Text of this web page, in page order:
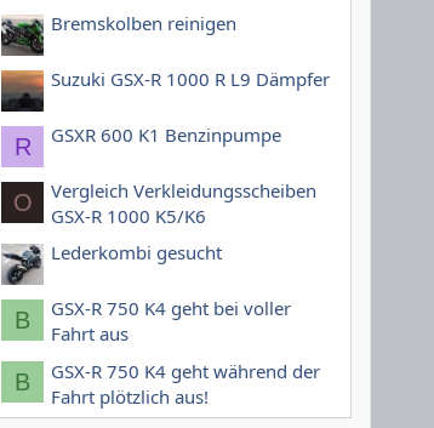
Bremskolben reinigen
Suzuki GSX-R 1000 R L9 Dämpfer
R GSXR 600 K1 Benzinpumpe
O
Vergleich Verkleidungsscheiben
GSX-R 1000 K5/K6
Lederkombi gesucht
B
GSX-R 750 K4 geht bei voller
Fahrt aus
B
GSX-R 750 K4 geht während der
Fahrt plötzlich aus!